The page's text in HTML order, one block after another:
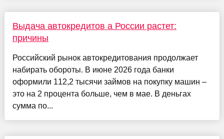
Выдача автокредитов а России растет:
причины
Российский рынок автокредитования продолжает
набирать обороты. В июне 2026 года банки
оформили 112,2 тысячи займов на покупку машин –
это на 2 процента больше, чем в мае. В деньгах
сумма по...